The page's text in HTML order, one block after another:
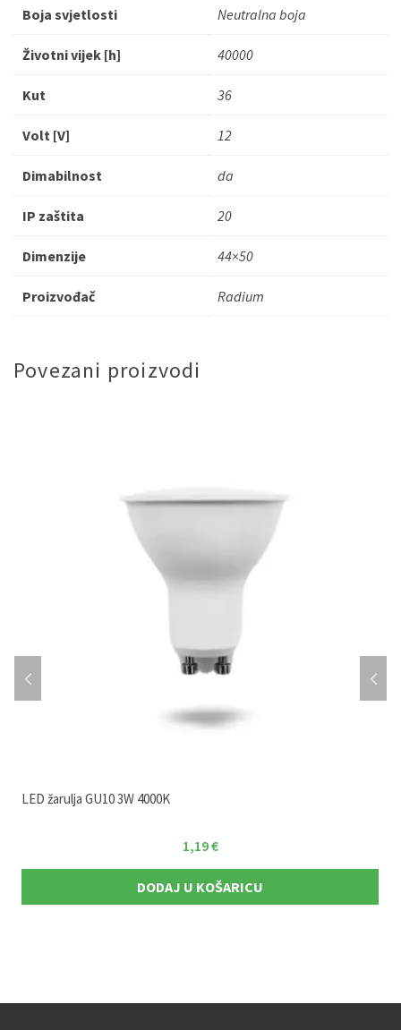
Boja svjetlosti Neutralna boja
Životni vijek [h] 40000
Kut 36
Volt [V] 12
Dimabilnost da
IP zaštita 20
Dimenzije 44×50
Proizvođač Radium
Povezani proizvodi
LED žarulja GU10 3W 4000K
1,19€
DODAJ U KOŠARICU